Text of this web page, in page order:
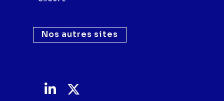
Nos autres sites